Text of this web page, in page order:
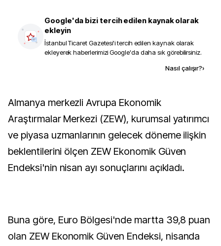
Google'da bizi tercih edilen kaynak olarak
ekleyin
İstanbul Ticaret Gazetesi'i tercih edilen kaynak olarak
ekleyerek haberlerimizi Google'da daha sık görebilirsiniz.
Nasıl çalışır?›
Almanya merkezli Avrupa Ekonomik
Araştırmalar Merkezi (ZEW), kurumsal yatırımcı
ve piyasa uzmanlarının gelecek döneme ilişkin
beklentilerini ölçen ZEW Ekonomik Güven
Endeksi'nin nisan ayı sonuçlarını açıkladı.
Buna göre, Euro Bölgesi'nde martta 39,8 puan
olan ZEW Ekonomik Güven Endeksi, nisanda